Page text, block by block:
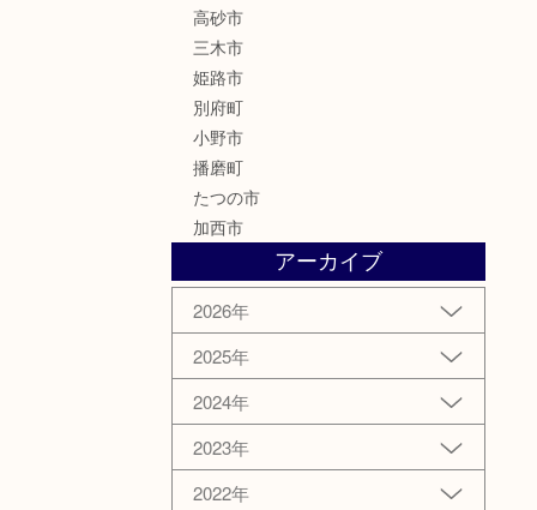
高砂市
三木市
姫路市
別府町
小野市
播磨町
たつの市
加西市
アーカイブ
2026年
2025年
2024年
2023年
2022年